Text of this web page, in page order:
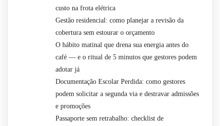
custo na frota elétrica
Gestão residencial: como planejar a revisão da
cobertura sem estourar o orçamento
O hábito matinal que drena sua energia antes do
café — e o ritual de 5 minutos que gestores podem
adotar já
Documentação Escolar Perdida: como gestores
podem solicitar a segunda via e destravar admissões
e promoções
Passaporte sem retrabalho: checklist de